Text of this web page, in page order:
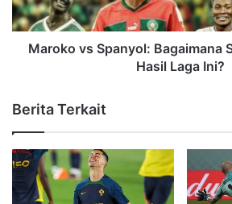
Maroko vs Spanyol: Bagaimana
Hasil Laga Ini?
Berita Terkait